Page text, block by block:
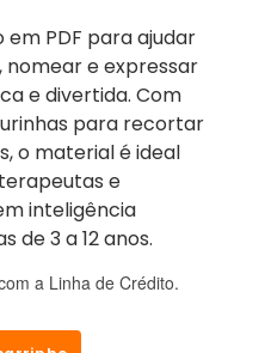
PDF para ajudar
e expressar
e divertida. Com
para recortar
o material é ideal
e
inteligência
de 3 a 12 anos.
a Linha de Crédito.